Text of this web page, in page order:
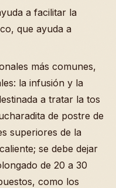
a facilitar la
que ayuda a
más comunes,
la infusión y la
a tratar la tos
de postre de
superiores de la
se debe dejar
de 20 a 30
como los